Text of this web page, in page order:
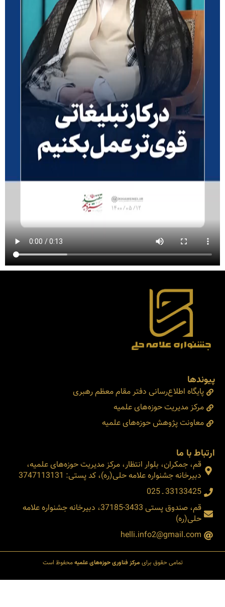
پیوندها
پایگاه اطلاع‌رسانی دفتر مقام معظم رهبری
مرکز مدیریت حوزه‌های علمیه
معاونت پژوهش حوزه‌های علمیه
ارتباط با ما
قم، جمکران، بلوار انتظار، مرکز مدیریت حوزه‌های علمیه،
دبیرخانه جشنواره علامه حلی(ره)، کد پستی: 3747113131
33133425 ـ 025
قم، صندوق پستی 3433-37185، دبیرخانه جشنواره علامه
حلی(ره)
helli.info2@gmail.com
تمامی حقوق برایمرکز فناوری حوزه‌های علمیهمحفوظ است